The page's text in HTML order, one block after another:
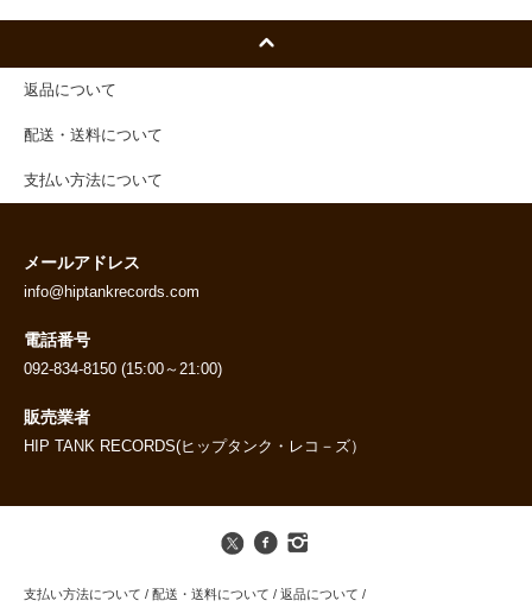
返品について
配送・送料について
支払い方法について
メールアドレス
info@hiptankrecords.com
電話番号
092-834-8150 (15:00～21:00)
販売業者
HIP TANK RECORDS(ヒップタンク・レコ－ズ）
支払い方法について / 配送・送料について / 返品について /